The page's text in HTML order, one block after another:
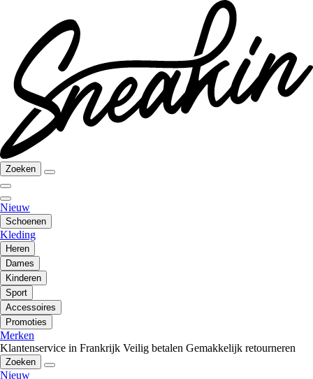
Zoeken
Nieuw
Schoenen
Kleding
Heren
Dames
Kinderen
Sport
Accessoires
Promoties
Merken
Klantenservice in Frankrijk Veilig betalen Gemakkelijk retourneren
Zoeken
Nieuw